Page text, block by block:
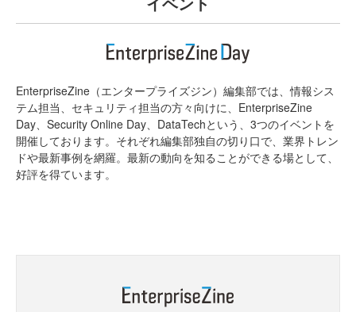
EnterpriseZine（エンタープライズジン）編集部では、情報シス
テム担当、セキュリティ担当の方々向けに、EnterpriseZine
Day、Security Online Day、DataTechという、3つのイベントを
開催しております。それぞれ編集部独自の切り口で、業界トレン
ドや最新事例を網羅。最新の動向を知ることができる場として、
好評を得ています。